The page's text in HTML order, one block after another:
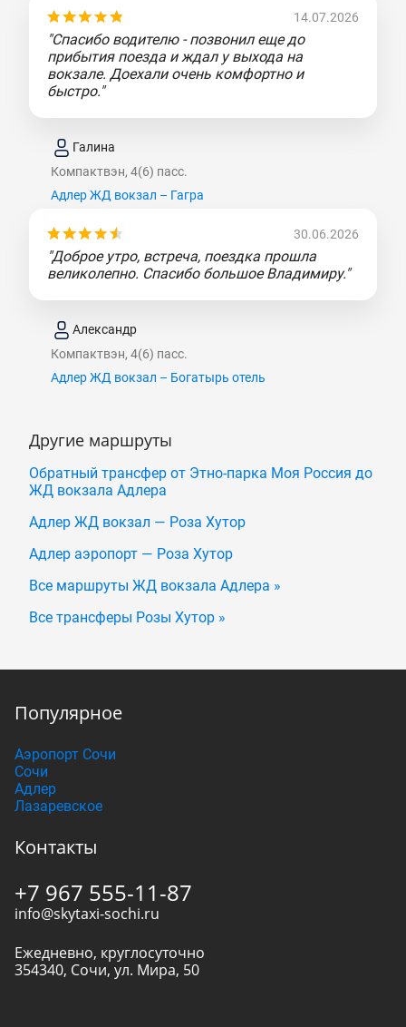
14.07.2026
"Спасибо водителю - позвонил еще до
прибытия поезда и ждал у выхода на
вокзале. Доехали очень комфортно и
быстро."
Галина
Компактвэн, 4(6) пасс.
Адлер ЖД вокзал – Гагра
30.06.2026
"Доброе утро, встреча, поездка прошла
великолепно. Спасибо большое Владимиру."
Александр
Компактвэн, 4(6) пасс.
Адлер ЖД вокзал – Богатырь отель
Другие маршруты
Обратный трансфер от Этно-парка Моя Россия до
ЖД вокзала Адлера
Адлер ЖД вокзал — Роза Хутор
Адлер аэропорт — Роза Хутор
Все маршруты ЖД вокзала Адлера »
Все трансферы Розы Хутор »
Популярное
Аэропорт Сочи
Сочи
Адлер
Лазаревское
Контакты
+7 967 555-11-87
info@skytaxi-sochi.ru
Ежедневно, круглосуточно
354340, Сочи, ул. Мира, 50